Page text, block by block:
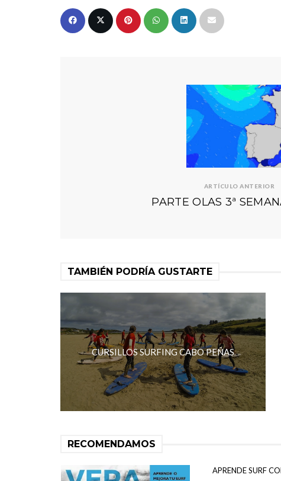
ARTÍCULO ANTERIOR
PARTE OLAS 3ª
TAMBIÉN PODRÍA GUSTARTE
CURSILLOS SURFING CABO PEÑAS
RECOMENDAMOS
APRENDE SURF